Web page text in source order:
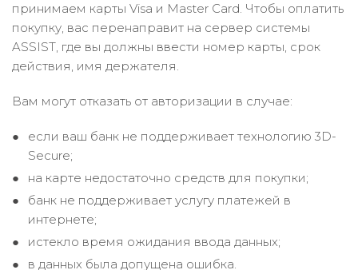
принимаем карты Visa и Master Card. Чтобы оплатить
покупку, вас перенаправит на сервер системы
ASSIST, где вы должны ввести номер карты, срок
действия, имя держателя.
Вам могут отказать от авторизации в случае:
если ваш банк не поддерживает технологию 3D-
Secure;
на карте недостаточно средств для покупки;
банк не поддерживает услугу платежей в
интернете;
истекло время ожидания ввода данных;
в данных была допущена ошибка.